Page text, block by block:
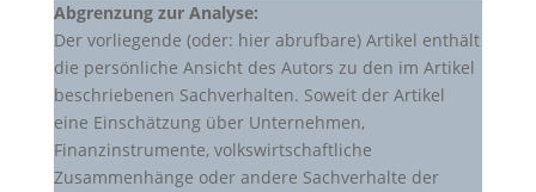
Abgrenzung zur Analyse:
Der vorliegende (oder: hier abrufbare) Artikel enthält
die persönliche Ansicht des Autors zu den im Artikel
beschriebenen Sachverhalten. Soweit der Artikel
eine Einschätzung über Unternehmen,
Finanzinstrumente, volkswirtschaftliche
Zusammenhänge oder andere Sachverhalte der